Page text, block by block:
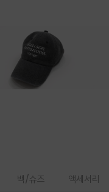
백/슈즈 액세서리